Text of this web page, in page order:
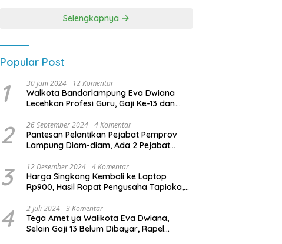
Kebangsaan
Selengkapnya
Popular Post
1 30 Juni 2024 12 Komentar
Walkota Bandarlampung Eva Dwiana
Lecehkan Profesi Guru, Gaji Ke-13 dan
2 26 September 2024 4 Komentar
Pantesan Pelantikan Pejabat Pemprov
Lampung Diam-diam, Ada 2 Pejabat
3 12 Desember 2024 4 Komentar
Harga Singkong Kembali ke Laptop
Rp900, Hasil Rapat Pengusaha Tapioka,
Lampung
4 2 Juli 2024 3 Komentar
Tega Amet ya Walikota Eva Dwiana,
Selain Gaji 13 Belum Dibayar, Rapel